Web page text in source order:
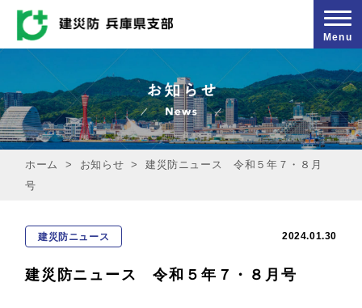
Menu
ホーム > お知らせ >
建災防ニュース 令和５年７・８月
号
建災防ニュース 2024.01.30
建災防ニュース 令和５年７・８月号